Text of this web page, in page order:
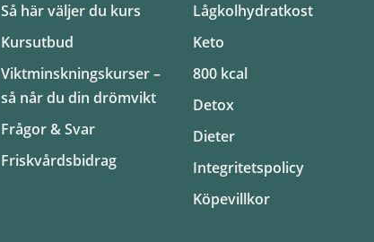
Så här väljer du kurs
Kursutbud
Viktminskningskurser –
så når du din drömvikt
Frågor & Svar
Friskvårdsbidrag
Lågkolhydratkost
Keto
800 kcal
Detox
Dieter
Integritetspolicy
Köpevillkor